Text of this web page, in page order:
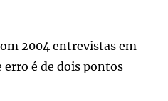
2004 entrevistas em
erro é de dois pontos